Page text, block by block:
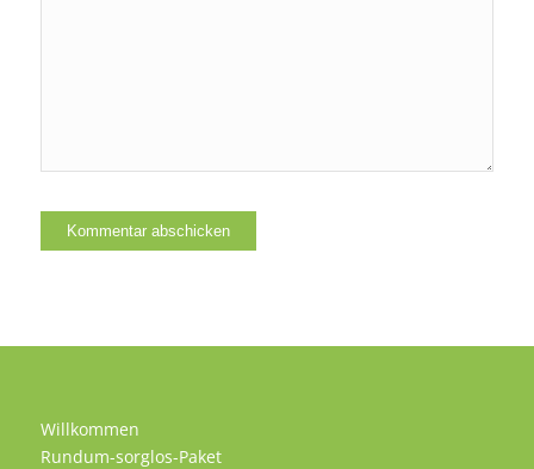
Willkommen
Rundum-sorglos-Paket